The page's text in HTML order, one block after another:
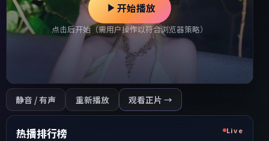
开始播放
点击后开始（需用户操作以符合浏览器策略）
静音 / 有声 重新播放 观看正片 →
热播排行榜 Live